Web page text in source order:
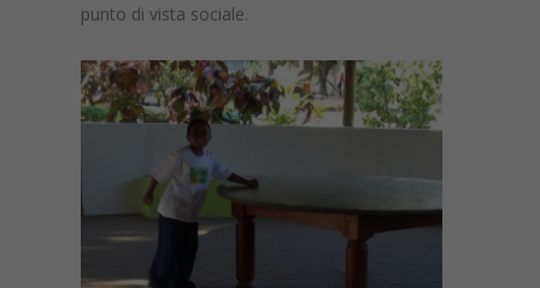
punto di vista sociale.